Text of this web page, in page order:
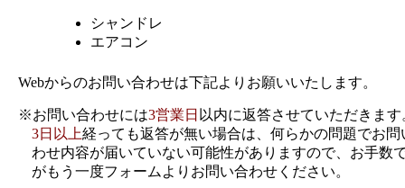
シャンドレ
エアコン
Webからのお問い合わせは下記よりお願いいたします。
※お問い合わせには3営業日 以内に返答させていただきます
3日以上経っても返答が無い場合は、何らかの問題でお問
わせ内容が届いていない可能性がありますので、お手数
がもう一度フォームよりお問い合わせください。